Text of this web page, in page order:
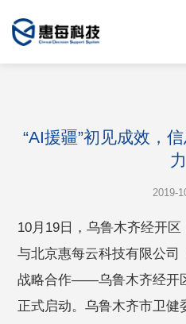
“AI援疆”初见成效，
力
2019-
10月19日，乌鲁木齐经开
与北京惠每云科技有限公司
战略合作——乌鲁木齐经开
正式启动。乌鲁木齐市卫健